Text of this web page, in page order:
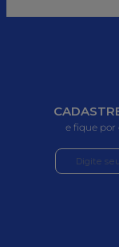
e fique por